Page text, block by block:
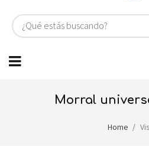
morral
Home